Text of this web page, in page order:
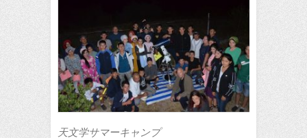
天文学サマーキャンプ